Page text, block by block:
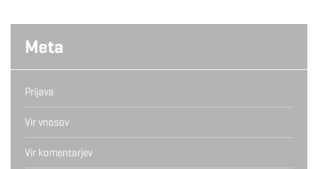
Meta
Prijava
Vir vnosov
Vir komentarjev